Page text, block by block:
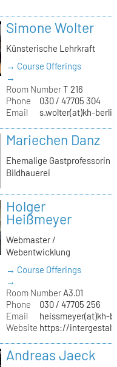
Simone Wolter
Künsterische Lehrkraft
→ Course Offerings
→
Room NumberT 216
Phone
030 / 47705 304
Email
s.wolter(at)kh-
Mariechen Danz
Ehemalige Gastprofessorin
Bildhauerei
Holger
Heißmeyer
Webmaster /
Webentwicklung
→ Course Offerings
→
Room NumberA3.01
Phone
030 / 47705 256
Email
heissmeyer(at)kh-
Website https://
Andreas Jaeck